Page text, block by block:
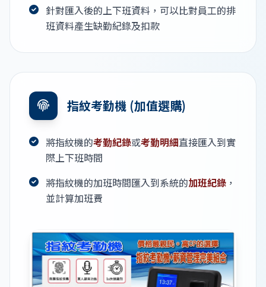
針對匯入後的上下班資料，可以比對員工的排
班資料產生缺勤紀錄及扣款
指紋考勤機 (加值選購)
將指紋機的考勤紀錄或考勤明細直接匯入到實
際上下班時間
將指紋機的加班時間匯入到系統的加班紀錄 ，
並計算加班費